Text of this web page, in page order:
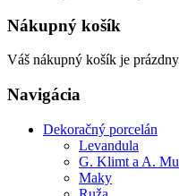
Nákupný košík
Váš nákupný košík je
Navigácia
Dekoračný porcelán
Levandula
G. Klimt a A.
Maky